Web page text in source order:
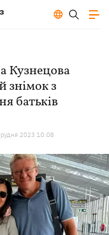
Кузнецова
знімок з
батьків
2023 10:08